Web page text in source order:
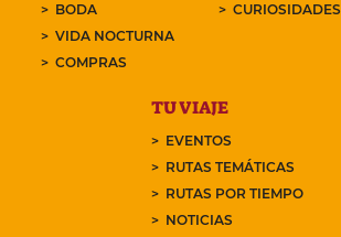
BODA
VIDA NOCTURNA
COMPRAS
CURIOSIDADES
TU VIAJE
EVENTOS
RUTAS TEMÁTICAS
RUTAS POR TIEMPO
NOTICIAS